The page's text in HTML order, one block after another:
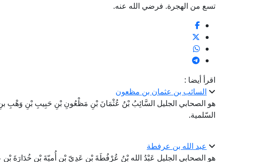
تسع من الهجرة. فرضي الله عنه.
اقرأ أيضا :
السائب بن عثمان بن مظعون
هو الصحابي الجليل السَّائِبُ بْنُ عُثْمَانَ بْنِ مَظْعُونِ بْنِ حَبِيبِ بْنِ وَهْبِ
السّلمية.
عبد الله بن عرفطة
هو الصحابي الجليل عَبْدُ الله بْنُ عُرْفُطَةَ بْنِ عَدِيّ بْنِ أُميّةَ بْنِ خُدَارَةَ